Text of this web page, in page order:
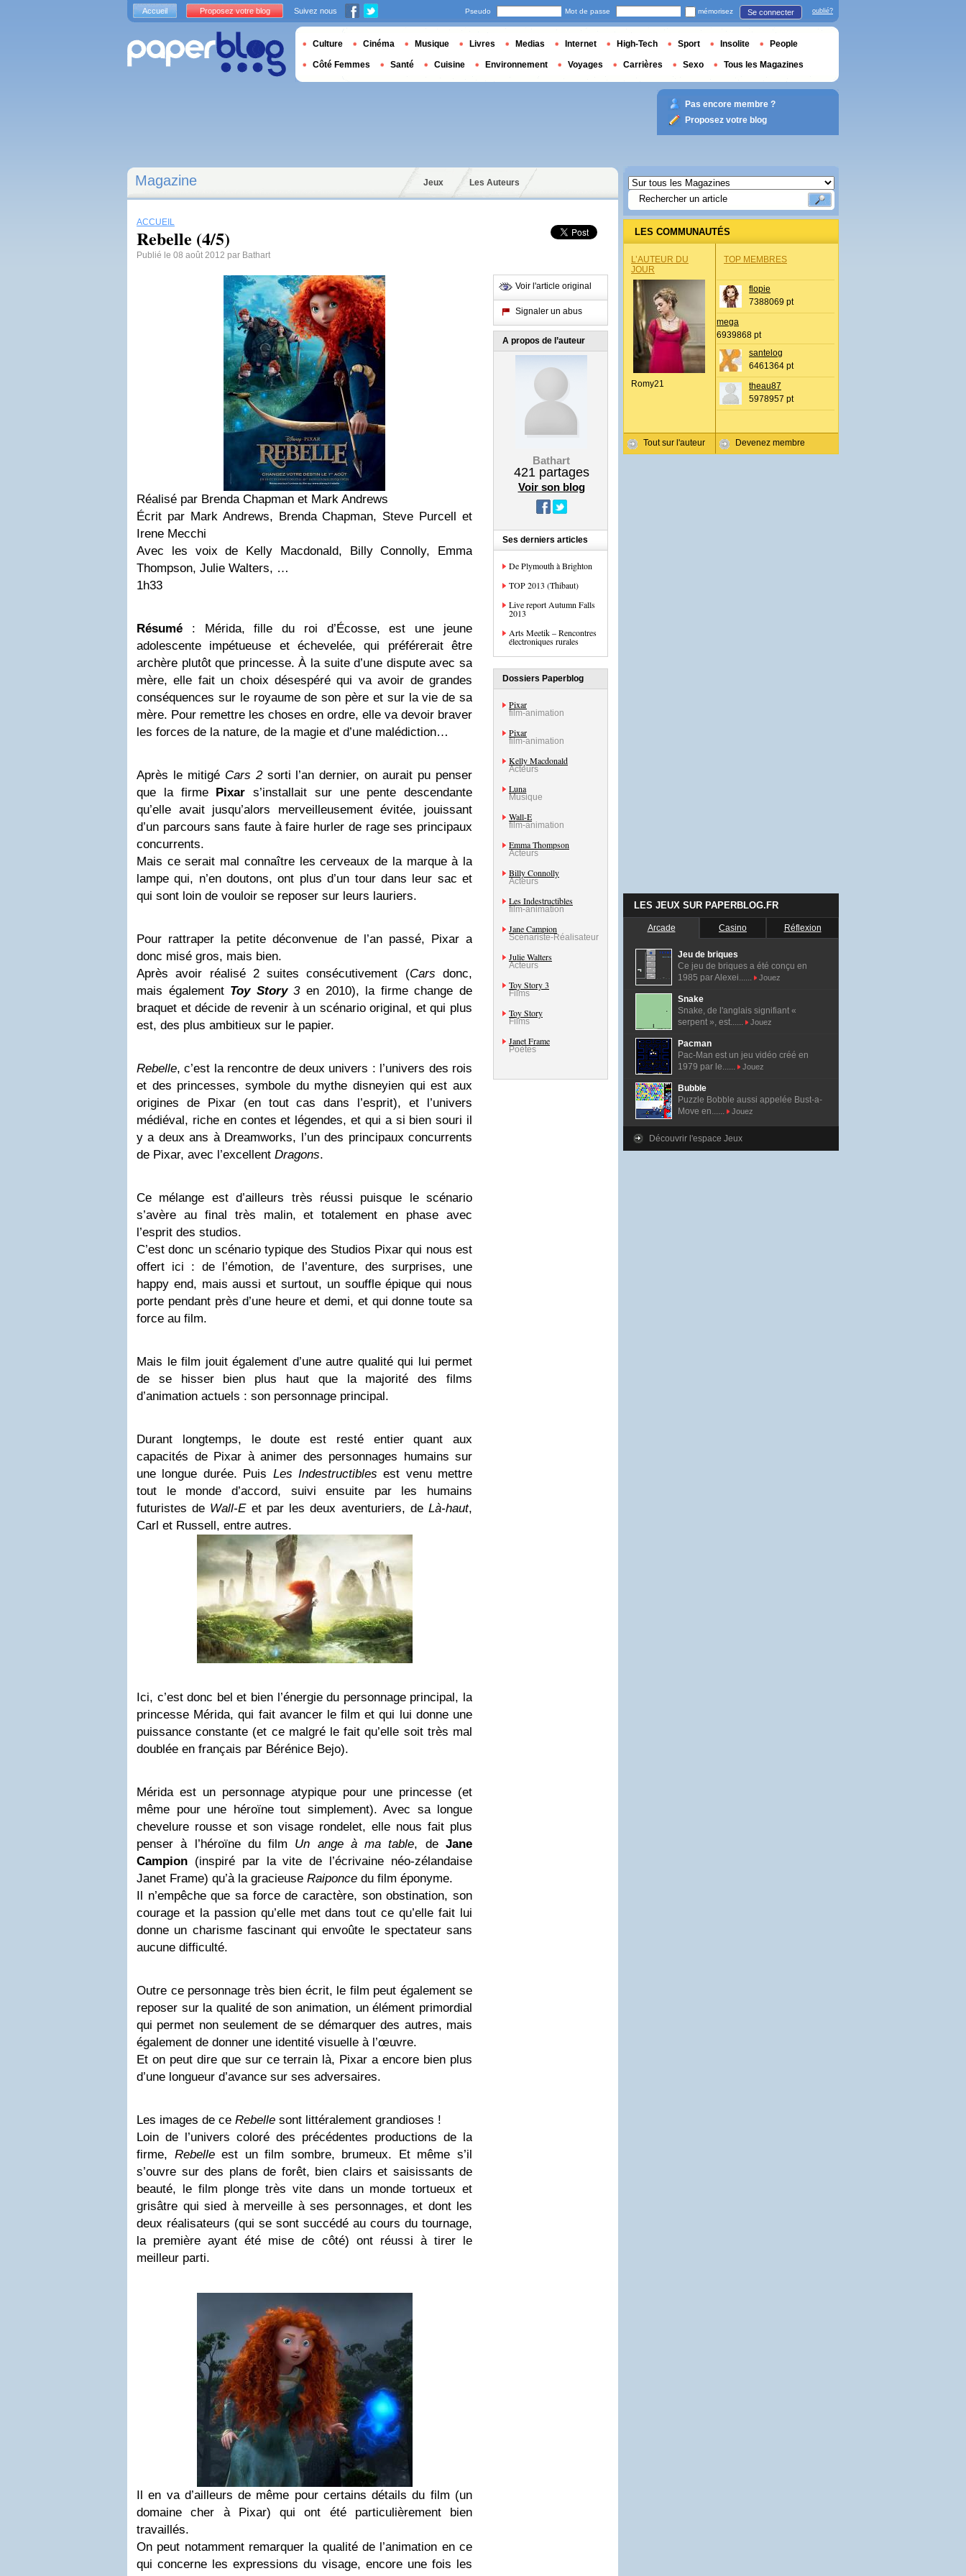
Magazine Jeux Les Auteurs
ACCUEIL
Rebelle (4/5)
Publié le 08 août 2012 par Bathart
Réalisé par Brenda Chapman et Mark Andrews
Écrit par Mark Andrews, Brenda Chapman, Steve Purcell et
Irene Mecchi
Avec les voix de Kelly Macdonald, Billy Connolly, Emma
Thompson, Julie Walters, …
1h33
Résumé : Mérida, fille du roi d’Écosse, est une jeune
adolescente impétueuse et échevelée, qui préférerait être
archère plutôt que princesse. À la suite d’une dispute avec sa
mère, elle fait un choix désespéré qui va avoir de grandes
conséquences sur le royaume de son père et sur la vie de sa
mère. Pour remettre les choses en ordre, elle va devoir braver
les forces de la nature, de la magie et d’une malédiction…
Après le mitigé Cars 2sorti l’an dernier, on aurait pu penser
que la firme Pixar s’installait sur une pente descendante
qu’elle avait jusqu’alors merveilleusement évitée, jouissant
d’un parcours sans faute à faire hurler de rage ses principaux
concurrents.
Mais ce serait mal connaître les cerveaux de la marque à la
lampe qui, n’en doutons, ont plus d’un tour dans leur sac et
qui sont loin de vouloir se reposer sur leurs lauriers.
Pour rattraper la petite déconvenue de l’an passé, Pixar a
donc misé gros, mais bien.
Après avoir réalisé 2 suites consécutivement (Cars donc,
mais également Toy Story3en 2010), la firme change de
braquet et décide de revenir à un scénario original, et qui plus
est, des plus ambitieux sur le papier.
Rebelle, c’est la rencontre de deux univers : l’univers des rois
et des princesses, symbole du mythe disneyien qui est aux
origines de Pixar (en tout cas dans l’esprit), et l’univers
médiéval, riche en contes et légendes, et qui a si bien souri il
y a deux ans à Dreamworks, l’un des principaux concurrents
de Pixar, avec l’excellent Dragons.
Ce mélange est d’ailleurs très réussi puisque le scénario
s’avère au final très malin, et totalement en phase avec
l’esprit des studios.
C’est donc un scénario typique des Studios Pixar qui nous est
offert ici : de l’émotion, de l’aventure, des surprises, une
happy end, mais aussi et surtout, un souffle épique qui nous
porte pendant près d’une heure et demi, et qui donne toute sa
force au film.
Mais le film jouit également d’une autre qualité qui lui permet
de se hisser bien plus haut que la majorité des films
d’animation actuels : son personnage principal.
Durant longtemps, le doute est resté entier quant aux
capacités de Pixar à animer des personnages humains sur
une longue durée. Puis Les Indestructibles est venu mettre
tout le monde d’accord, suivi ensuite par les humains
futuristes de Wall-Eet par les deux aventuriers, deLà-haut,
Carl et Russell, entre autres.
Ici, c’est donc bel et bien l’énergie du personnage principal, la
princesse Mérida, qui fait avancer le film et qui lui donne une
puissance constante (et ce malgré le fait qu’elle soit très mal
doublée en français par Bérénice Bejo).
Mérida est un personnage atypique pour une princesse (et
même pour une héroïne tout simplement). Avec sa longue
chevelure rousse et son visage rondelet, elle nous fait plus
penser à l’héroïne du film Un ange à ma table, deJane
Campion (inspiré par la vite de l’écrivaine néo-zélandaise
Janet Frame) qu’à la gracieuse Raiponce du film éponyme.
Il n’empêche que sa force de caractère, son obstination, son
courage et la passion qu’elle met dans tout ce qu’elle fait lui
donne un charisme fascinant qui envoûte le spectateur sans
aucune difficulté.
Outre ce personnage très bien écrit, le film peut également se
reposer sur la qualité de son animation, un élément primordial
qui permet non seulement de se démarquer des autres, mais
également de donner une identité visuelle à l’œuvre.
Et on peut dire que sur ce terrain là, Pixar a encore bien plus
d’une longueur d’avance sur ses adversaires.
Les images de ce Rebelle sont littéralement grandioses !
Loin de l’univers coloré des précédentes productions de la
firme, Rebelleest un film sombre, brumeux. Et même s’il
s’ouvre sur des plans de forêt, bien clairs et saisissants de
beauté, le film plonge très vite dans un monde tortueux et
grisâtre qui sied à merveille à ses personnages, et dont les
deux réalisateurs (qui se sont succédé au cours du tournage,
la première ayant été mise de côté) ont réussi à tirer le
meilleur parti.
Il en va d’ailleurs de même pour certains détails du film (un
domaine cher à Pixar) qui ont été particulièrement bien
travaillés.
On peut notamment remarquer la qualité de l’animation en ce
qui concerne les expressions du visage, encore une fois les
Voir l'article original
Signaler un abus
A propos de l’auteur
Bathart
421partages
Voir son blog
Ses derniers articles
De Plymouth à Brighton
TOP 2013 (Thibaut)
Live report Autumn Falls
2013
Arts Meetik – Rencontres
électroniques rurales
Dossiers Paperblog
Pixar
film-animation
Pixar
film-animation
Kelly Macdonald
Acteurs
Luna
Musique
Wall-E
film-animation
Emma Thompson
Acteurs
Billy Connolly
Acteurs
Les Indestructibles
film-animation
Jane Campion
Scénariste-Réalisateur
Julie Walters
Acteurs
Toy Story 3
Films
Toy Story
Films
Janet Frame
Poètes
LES COMMUNAUTÉS
L’AUTEUR DU
JOUR
Romy21
Tout sur l'auteur
TOP MEMBRES
flopie
7388069 pt
mega
6939868 pt
santelog
6461364 pt
theau87
5978957 pt
Devenez membre
LES JEUX SUR PAPERBLOG.FR
Arcade Casino Réflexion
Jeu de briques
Ce jeu de briques a été conçu en
1985 par Alexei......
Jouez
Snake
Snake, de l'anglais signifiant «
serpent », est......
Jouez
Pacman
Pac-Man est un jeu vidéo créé en
1979 par le......
Jouez
Bubble
Puzzle Bobble aussi appelée Bust-a-
Move en......
Jouez
Découvrir l'espace Jeux
Accueil Proposez votre blog Suivez nous Pseudo Mot de passe mémorisez Se connecter oublié?
Culture Cinéma Musique Livres Medias Internet High-Tech Sport Insolite People
Côté Femmes Santé Cuisine Environnement Voyages Carrières Sexo Tous les Magazines
Pas encore membre ?
Proposez votre blog